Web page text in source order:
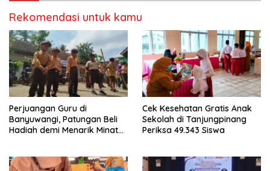
Rekomendasi untuk kamu
Perjuangan Guru di
Banyuwangi, Patungan Beli
Hadiah demi Menarik Minat
Cek Kesehatan Gratis Anak
Sekolah di Tanjungpinang
Periksa 49.343 Siswa